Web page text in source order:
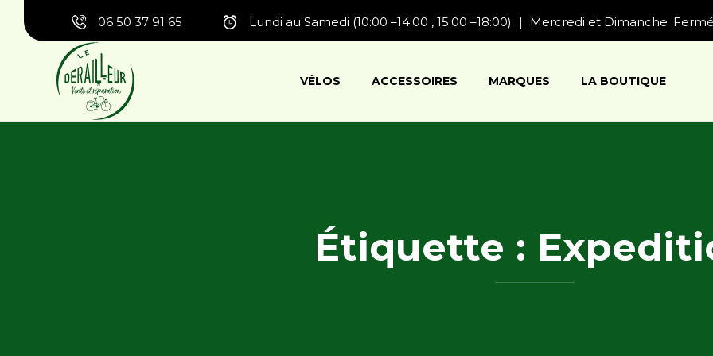
06 50 37 91 65 Lundi au Samedi (10:00 –14:00 , 15:00 –18:00) ｜ Mercredi et Dimanche :Fermé
VÉLOS ACCESSOIRES MARQUES LA BOUTIQUE
Étiquette :